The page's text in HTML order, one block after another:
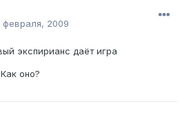
февраля, 2009
экспирианс даёт игра
оно?